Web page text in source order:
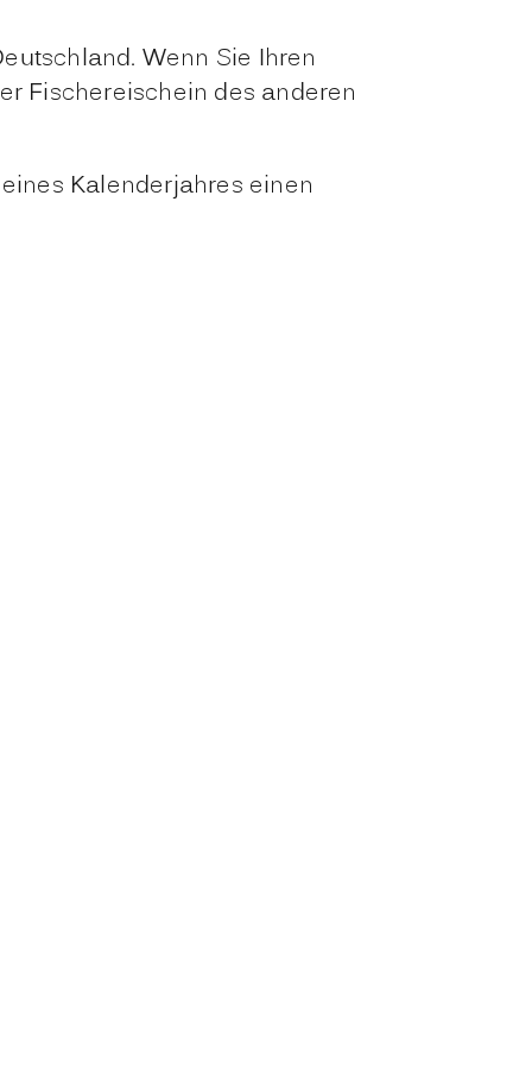
Wenn Sie Ihren
Fischereischein des anderen
Kalenderjahres einen